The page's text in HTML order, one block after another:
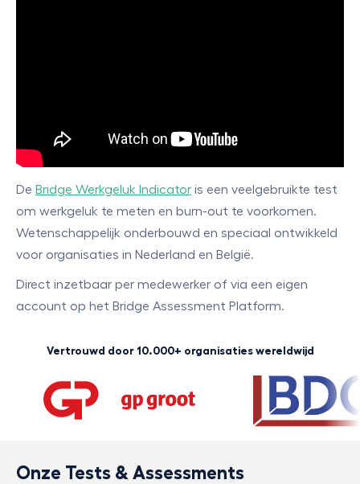
De Bridge Werkgeluk Indicator is een veelgebruikte test
om werkgeluk te meten en burn-out te voorkomen.
Wetenschappelijk onderbouwd en speciaal ontwikkeld
voor organisaties in Nederland en België.
Direct inzetbaar per medewerker of via een eigen
account op het Bridge Assessment Platform.
Vertrouwd door 10.000+ organisaties wereldwijd
Onze Tests & Assessments